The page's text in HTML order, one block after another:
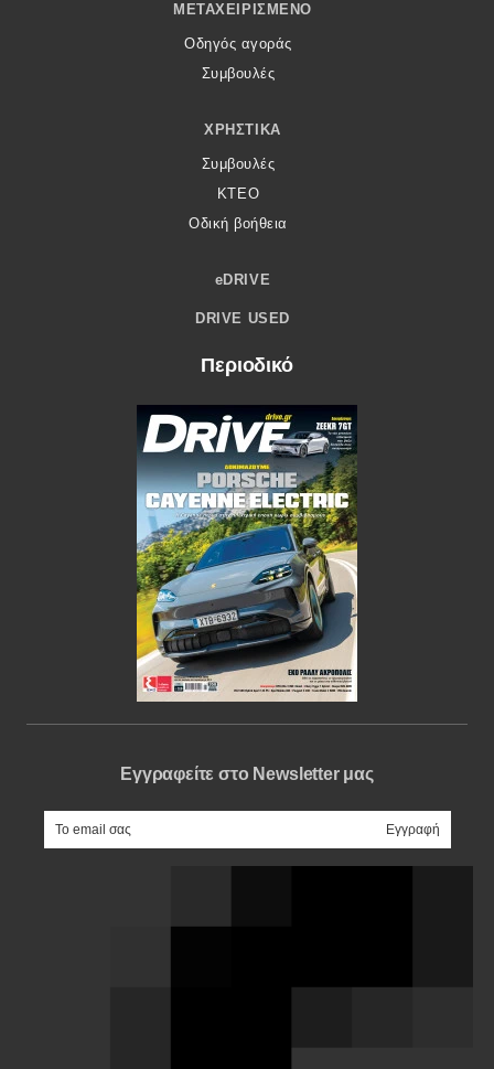
ΜΕΤΑΧΕΙΡΙΣΜΈΝΟ
Οδηγός αγοράς
Συμβουλές
ΧΡΗΣΤΙΚΆ
Συμβουλές
ΚΤΕΟ
Οδική βοήθεια
eDRIVE
DRIVE USED
Περιοδικό
Εγγραφείτε στο Newsletter μας
e-mail